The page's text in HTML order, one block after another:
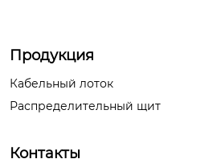
Продукция
Кабельный лоток
Распределительный щит
Контакты